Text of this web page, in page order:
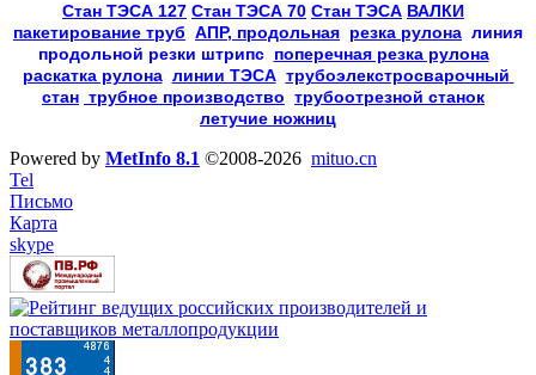
Cтан ТЭСА 127 Cтан ТЭСА 70 Cтан ТЭСА ВАЛКИ
пакетирование труб АПР, продольная резка рулона линия
продольной резки штрипс, поперечная резка рулона
раскатка рулона, линии ТЭСА, трубоэлекстросварочный
стан трубное производство трубоотрезной станок
летучие ножниц
Powered by MetInfo 8.1 ©2008-2026 mituo.cn
Tel
Письмо
Карта
skype